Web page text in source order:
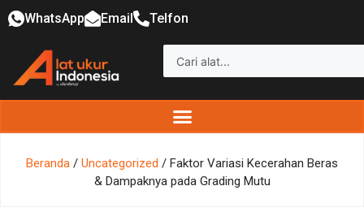
WhatsApp Email Telfon
Beranda / Uncategorized / Faktor Variasi Kecerahan Beras
& Dampaknya pada Grading Mutu